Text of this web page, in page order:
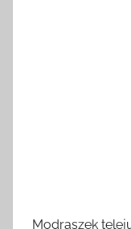
Modraszek